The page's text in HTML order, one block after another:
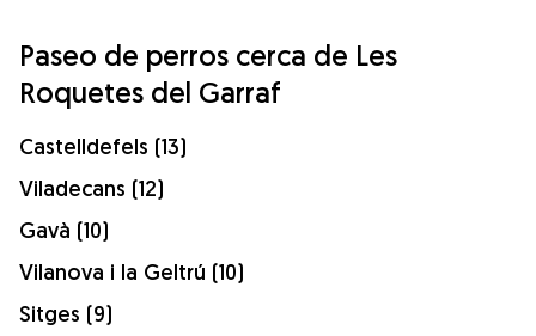
Paseo de perros cerca de Les
Roquetes del Garraf
Castelldefels (13)
Viladecans (12)
Gavà (10)
Vilanova i la Geltrú (10)
Sitges (9)